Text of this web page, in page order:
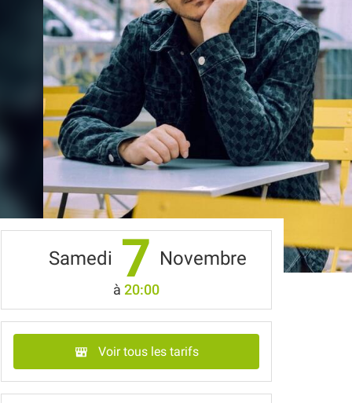
Samedi 7 Novembre
à 20:00
Voir tous les tarifs